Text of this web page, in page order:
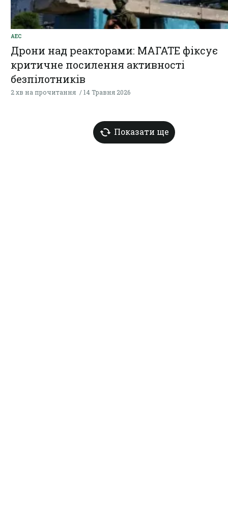
АЕС
Дрони над реакторами: МАГАТЕ фіксує
критичне посилення активності
безпілотників
2 хв на прочитання 14 Травня 2026
Показати ще